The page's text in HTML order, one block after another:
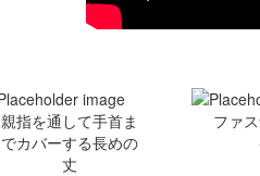
親指を通して手首ま
でカバーする長めの
丈
ファ